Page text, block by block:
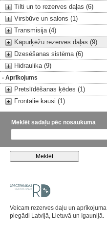
Tilti un to rezerves daļas (6)
Virsbūve un salons (1)
Transmisija (4)
Kāpurķēžu rezerves daļas (9)
Dzesēšanas sistēma (6)
Hidraulika (9)
- Aprīkojums
Pretslīdēšanas ķēdes (1)
Frontālie kausi (1)
Meklēt sadaļu pēc nosaukuma
Veicam rezerves daļu un aprīkojuma
piegādi Latvijā, Lietuvā un Igaunijā.